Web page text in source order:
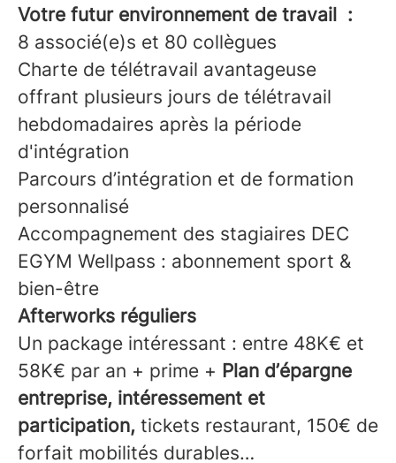
Votre futur environnement de travail :
8 associé(e)s et 80 collègues
Charte de télétravail avantageuse
offrant plusieurs jours de télétravail
hebdomadaires après la période
d'intégration
Parcours d’intégration et de formation
personnalisé
Accompagnement des stagiaires DEC
EGYM Wellpass : abonnement sport &
bien-être
Afterworks réguliers
Un package intéressant : entre 48K€ et
58K€ par an + prime + Plan d’épargne
entreprise, intéressement et
participation, tickets restaurant, 150€ de
forfait mobilités durables…